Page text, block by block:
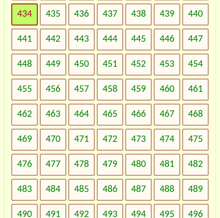
434 435 436 437 438 439 440
441 442 443 444 445 446 447
448 449 450 451 452 453 454
455 456 457 458 459 460 461
462 463 464 465 466 467 468
469 470 471 472 473 474 475
476 477 478 479 480 481 482
483 484 485 486 487 488 489
490 491 492 493 494 495 496